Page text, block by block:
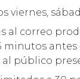
viernes,
al correo
minutos
al público